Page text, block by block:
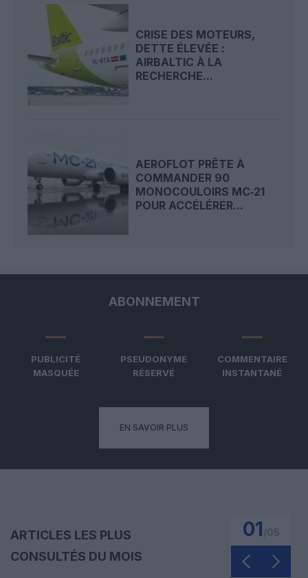
CRISE DES MOTEURS,
DETTE ÉLEVÉE :
AIRBALTIC À LA
RECHERCHE...
AEROFLOT PRÊTE À
COMMANDER 90
MONOCOULOIRS MC‑21
POUR ACCÉLÉRER...
ABONNEMENT
PUBLICITÉ
MASQUÉE
PSEUDONYME
RÉSERVÉ
COMMENTAIRE
INSTANTANÉ
EN SAVOIR PLUS
ARTICLES LES PLUS
CONSULTÉS DU MOIS
01